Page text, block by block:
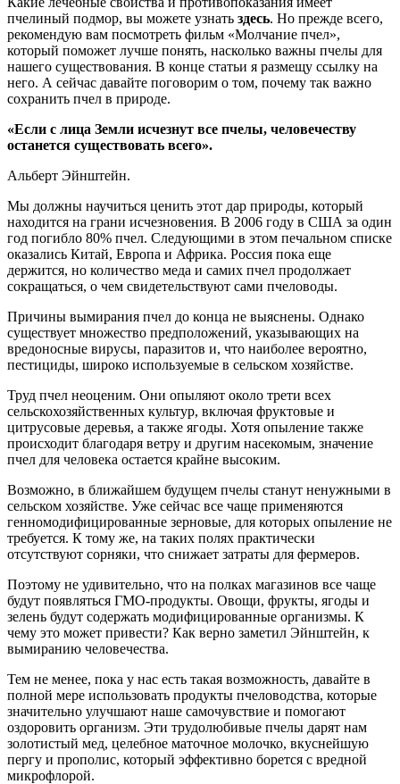
пчелиный подмор, вы можете узнать здесь. Но прежде всего,
рекомендую вам посмотреть фильм «Молчание пчел»,
который поможет лучше понять, насколько важны пчелы для
нашего существования. В конце статьи я размещу ссылку на
него. А сейчас давайте поговорим о том, почему так важно
сохранить пчел в природе.
«Если с лица Земли исчезнут все пчелы, человечеству
останется существовать всего».
Альберт Эйнштейн.
Мы должны научиться ценить этот дар природы, который
находится на грани исчезновения. В 2006 году в США за один
год погибло 80% пчел. Следующими в этом печальном списке
оказались Китай, Европа и Африка. Россия пока еще
держится, но количество меда и самих пчел продолжает
сокращаться, о чем свидетельствуют сами пчеловоды.
Причины вымирания пчел до конца не выяснены. Однако
существует множество предположений, указывающих на
вредоносные вирусы, паразитов и, что наиболее вероятно,
пестициды, широко используемые в сельском хозяйстве.
Труд пчел неоценим. Они опыляют около трети всех
сельскохозяйственных культур, включая фруктовые и
цитрусовые деревья, а также ягоды. Хотя опыление также
происходит благодаря ветру и другим насекомым, значение
пчел для человека остается крайне высоким.
Возможно, в ближайшем будущем пчелы станут ненужными в
сельском хозяйстве. Уже сейчас все чаще применяются
генномодифицированные зерновые, для которых опыление не
требуется. К тому же, на таких полях практически
отсутствуют сорняки, что снижает затраты для фермеров.
Поэтому не удивительно, что на полках магазинов все чаще
будут появляться ГМО-продукты. Овощи, фрукты, ягоды и
зелень будут содержать модифицированные организмы. К
чему это может привести? Как верно заметил Эйнштейн, к
вымиранию человечества.
Тем не менее, пока у нас есть такая возможность, давайте в
полной мере использовать продукты пчеловодства, которые
значительно улучшают наше самочувствие и помогают
оздоровить организм. Эти трудолюбивые пчелы дарят нам
золотистый мед, целебное маточное молочко, вкуснейшую
пергу и прополис, который эффективно борется с вредной
микрофлорой.